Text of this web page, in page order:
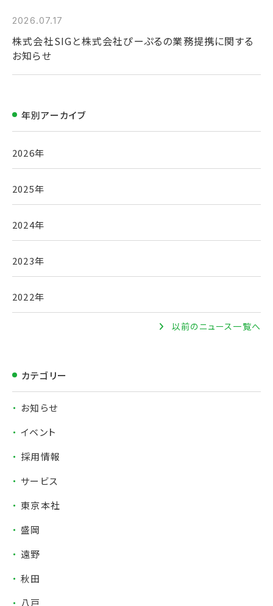
2026.07.17
株式会社SIGと株式会社ぴーぷるの業務提携に関する
お知らせ
年別アーカイブ
2026年
2025年
2024年
2023年
2022年
以前のニュース一覧へ
カテゴリー
お知らせ
イベント
採用情報
サービス
東京本社
盛岡
遠野
秋田
八戸